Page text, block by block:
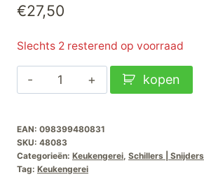
€27,50
Slechts 2 resterend op voorraad
Microplane
Dunschiller
Model
Julienne
aantal
kopen
EAN: 098399480831
SKU: 48083
Categorieën: Keukengerei, Schillers | Snijders
Tag: Keukengerei